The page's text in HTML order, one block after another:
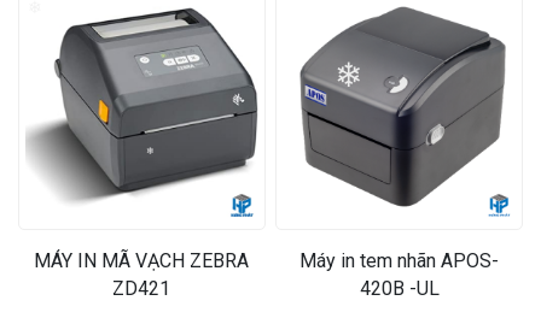
MÁY IN MÃ VẠCH ZEBRA
ZD421
Máy in tem nhãn APOS-
420B -UL
❄